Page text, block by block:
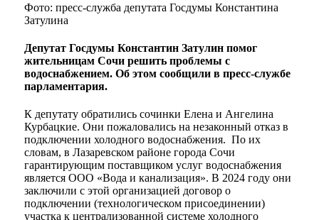
Фото: пресс-служба депутата Госдумы Константина
Затулина
Депутат Госдумы Константин Затулин помог
жительницам Сочи решить проблемы с
водоснабжением. Об этом сообщили в пресс-службе
парламентария.
К депутату обратились сочинки Елена и Ангелина
Курбацкие. Они пожаловались на незаконный отказ в
подключении холодного водоснабжения. По их
словам, в Лазаревском районе города Сочи
гарантирующим поставщиком услуг водоснабжения
является ООО «Вода и канализация». В 2024 году они
заключили с этой организацией договор о
подключении (технологическом присоединении)
участка к централизованной системе холодного